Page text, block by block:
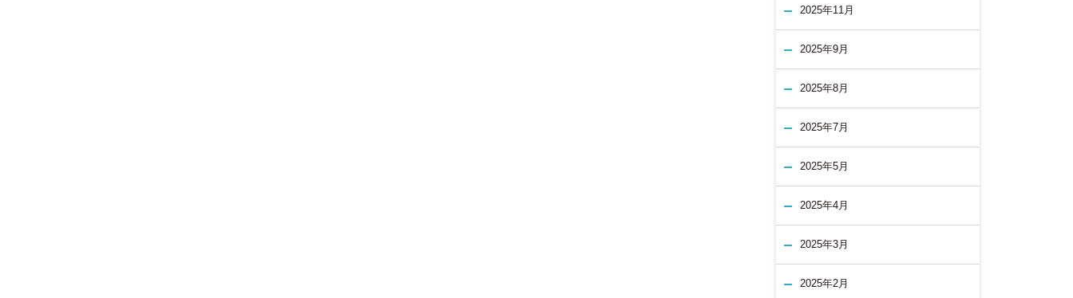
2025年11月
2025年9月
2025年8月
2025年7月
2025年5月
2025年4月
2025年3月
2025年2月